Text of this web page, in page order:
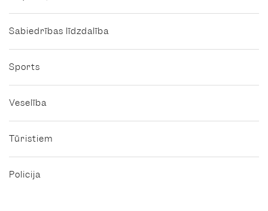
Sabiedrības līdzdalība
Sports
Veselība
Tūristiem
Policija